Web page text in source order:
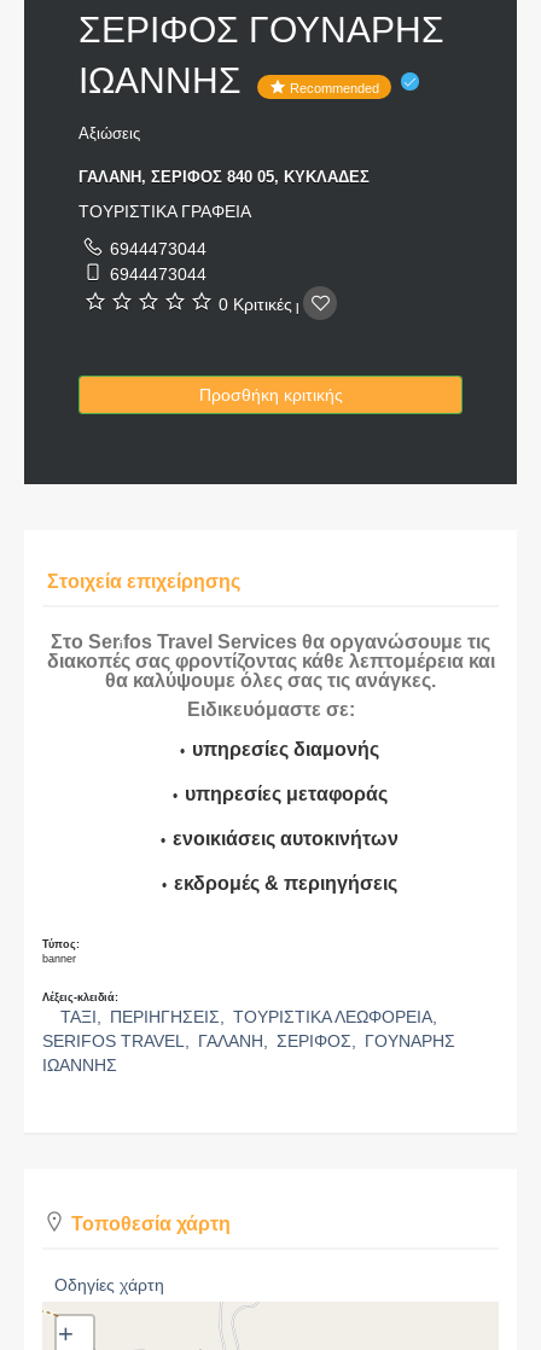
ΣΕΡΙΦΟΣ ΓΟΥΝΑΡΗΣ
ΙΩΑΝΝΗΣ
Recommended
Αξιώσεις
ΓΑΛΑΝΗ, ΣΕΡΙΦΟΣ 840 05, ΚΥΚΛΑΔΕΣ
ΤΟΥΡΙΣΤΙΚΑ ΓΡΑΦΕΙΑ
6944473044
6944473044
0 Κριτικές |
Προσθήκη κριτικής
Στοιχεία επιχείρησης
Στο Serifos Travel Services θα οργανώσουμε τις
διακοπές σας φροντίζοντας κάθε λεπτομέρεια και
θα καλύψουμε όλες σας τις ανάγκες.
Ειδικευόμαστε σε:
υπηρεσίες διαμονής
υπηρεσίες μεταφοράς
ενοικιάσεις αυτοκινήτων
εκδρομές & περιηγήσεις
Τύπος:
banner
Λέξεις-κλειδιά:
ΤΑΞΙ, ΠΕΡΙΗΓΗΣΕΙΣ,
ΤΟΥΡΙΣΤΙΚΑ ΛΕΩΦΟΡΕΙΑ,
SERIFOS TRAVEL,
ΓΑΛΑΝΗ, ΣΕΡΙΦΟΣ,
ΓΟΥΝΑΡΗΣ
ΙΩΑΝΝΗΣ
Τοποθεσία χάρτη
Οδηγίες χάρτη
+